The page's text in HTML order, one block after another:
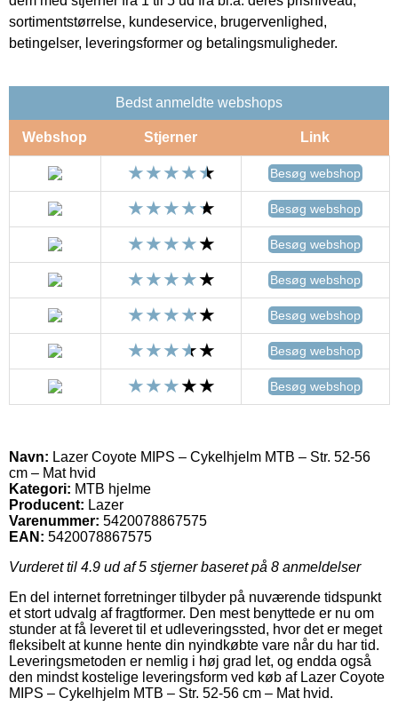
sortimentstørrelse, kundeservice, brugervenlighed,
betingelser, leveringsformer og betalingsmuligheder.
Bedst anmeldte webshops
Webshop Stjerner Link
Besøg webshop
Besøg webshop
Besøg webshop
Besøg webshop
Besøg webshop
Besøg webshop
Besøg webshop
Navn: Lazer Coyote MIPS – Cykelhjelm MTB – Str. 52-56
cm – Mat hvid
Kategori: MTB hjelme
Producent: Lazer
Varenummer: 5420078867575
EAN: 5420078867575
Vurderet til 4.9 ud af 5 stjerner baseret på 8 anmeldelser
En del internet forretninger tilbyder på nuværende tidspunkt
et stort udvalg af fragtformer. Den mest benyttede er nu om
stunder at få leveret til et udleveringssted, hvor det er meget
fleksibelt at kunne hente din nyindkøbte vare når du har tid.
Leveringsmetoden er nemlig i høj grad let, og endda også
den mindst kostelige leveringsform ved køb af Lazer Coyote
MIPS – Cykelhjelm MTB – Str. 52-56 cm – Mat hvid.